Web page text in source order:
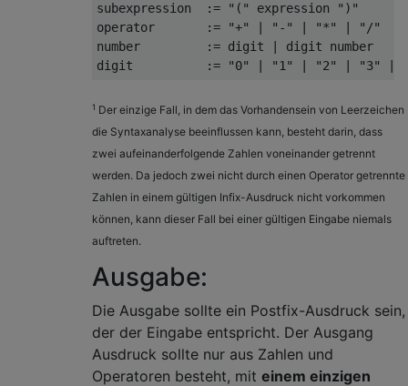
subexpression  := "(" expression ")"
operator       := "+" | "-" | "*" | "/"
number         := digit | digit number
1 Der einzige Fall, in dem das Vorhandensein von Leerzeichen
die Syntaxanalyse beeinflussen kann, besteht darin, dass
zwei aufeinanderfolgende Zahlen voneinander getrennt
werden. Da jedoch zwei nicht durch einen Operator getrennte
Zahlen in einem gültigen Infix-Ausdruck nicht vorkommen
können, kann dieser Fall bei einer gültigen Eingabe niemals
auftreten.
Ausgabe:
Die Ausgabe sollte ein Postfix-Ausdruck sein,
der der Eingabe entspricht. Der Ausgang
Ausdruck sollte nur aus Zahlen und
Operatoren besteht, mit einem einzigen